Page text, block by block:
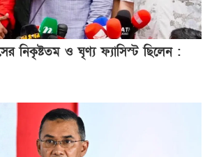
নিকৃষ্টতম ও ঘৃণ্য ফ্যাসিস্ট ছিলেন :